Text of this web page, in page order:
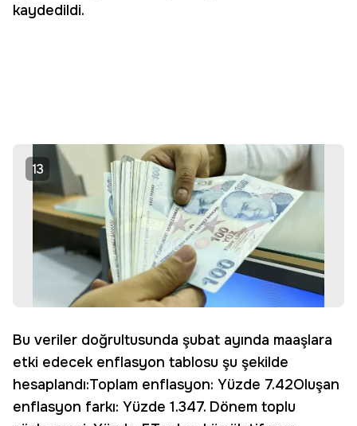
kaydedildi.
13
Bu veriler doğrultusunda şubat ayında maaşlara
etki edecek enflasyon tablosu şu şekilde
hesaplandı:Toplam enflasyon: Yüzde 7.42Oluşan
enflasyon farkı: Yüzde 1.347. Dönem toplu